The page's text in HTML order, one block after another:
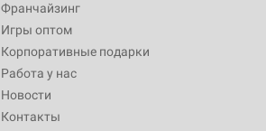
Франчайзинг
Игры оптом
Корпоративные подарки
Работа у нас
Новости
Контакты